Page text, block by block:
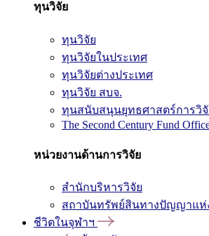
ทุนวิจัย
ทุนวิจัย
ทุนวิจัยในประเทศ
ทุนวิจัยต่างประเทศ
ทุนวิจัย สบจ.
ทุนสนับสนุนยุทธศาสตร์การวิจั
The Second Century Fund
หน่วยงานด้านการวิจัย
สำนักบริหารวิจัย
สถาบันทรัพย์สินทางปัญญาแห่
ชีวิตในจุฬาฯ